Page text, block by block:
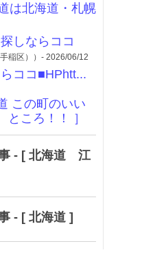
は北海道・札幌
しならココ
稲区））- 2026/06/12
ココ■HPhtt...
この町のいい
ところ！！ ］
事 - [ 北海道 江
- [ 北海道 ]